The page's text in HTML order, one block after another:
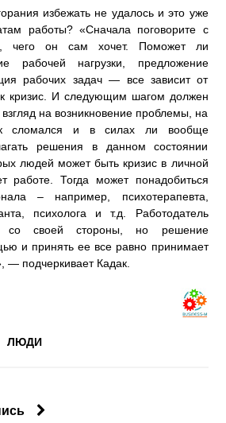
избежать не удалось и это уже
работы? «Сначала поговорите с
чего он сам хочет. Поможет ли
рабочей нагрузки, предложение
рабочих задач — все зависит от
кризис. И следующим шагом должен
на возникновение проблемы, на
сломался и в силах ли вообще
решения в данном состоянии
людей может быть кризис в личной
работе. Тогда может понадобиться
– например, психотерапевта,
психолога и т.д. Работодатель
со своей стороны, но решение
и принять ее все равно принимает
— подчеркивает Кадак.
ЛЮДИ